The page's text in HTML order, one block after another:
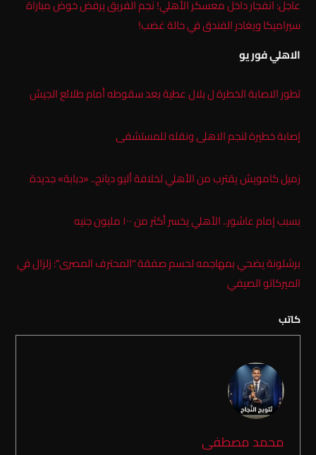
عاجل: انفجار داخل معسكر الأهلي! نجم الفريق يرفض خوض مباراة
سيراميكا ويغادر الفندق في حالة غضب!
الاهلي فور يو
تطور الاصابة الخطرة ل بلال عطية بعد سقوطه أمام طلائع الجيش
إصابة خطيرة لنجم الاهلى ونقله للمستشفى
زميل كامويش يقترب من الأهلي لخلافة أليو ديانج.. «دبابة» جديدة
بسبب إمام عاشور.. الأهلي يخسر أكثر من ١٠٠ مليون جنيه
برشلونة يضحي بمهاجمه لحسم صفقة “المحترف المصرى”: زلزال في
الميركاتو الصيفي
كاتب
محمد مصطفى